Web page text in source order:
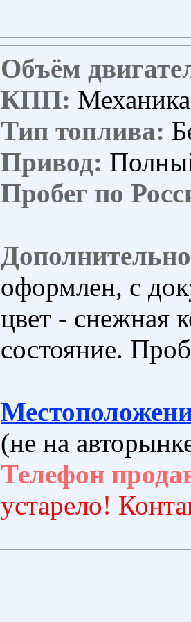
Объём
КПП: Механика
Тип топлива:
Привод:
Пробег по
оформлен, с
цвет - снежная
состояние.
(не на
Телефон
устарело!